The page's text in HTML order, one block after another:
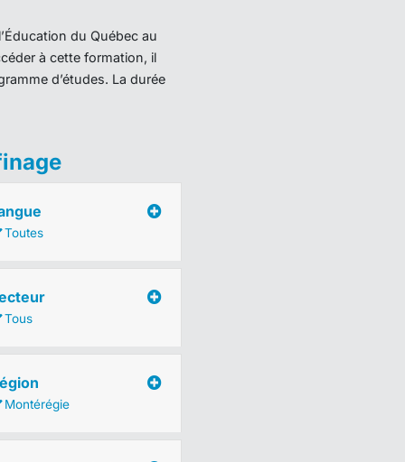
du Québec au
à cette formation, il
d’études. La durée
Toutes
Tous
Montérégie